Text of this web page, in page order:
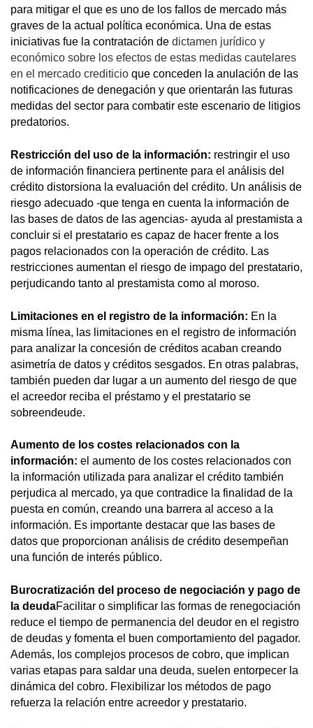
para mitigar el que es uno de los fallos de mercado más
graves de la actual política económica. Una de estas
iniciativas fue la contratación de dictamen jurídico y
económico sobre los efectos de estas medidas cautelares
en el mercado crediticio que conceden la anulación de las
notificaciones de denegación y que orientarán las futuras
medidas del sector para combatir este escenario de litigios
predatorios.
Restricción del uso de la información: restringir el uso
de información financiera pertinente para el análisis del
crédito distorsiona la evaluación del crédito. Un análisis de
riesgo adecuado -que tenga en cuenta la información de
las bases de datos de las agencias- ayuda al prestamista a
concluir si el prestatario es capaz de hacer frente a los
pagos relacionados con la operación de crédito. Las
restricciones aumentan el riesgo de impago del prestatario,
perjudicando tanto al prestamista como al moroso.
Limitaciones en el registro de la información: En la
misma línea, las limitaciones en el registro de información
para analizar la concesión de créditos acaban creando
asimetría de datos y créditos sesgados. En otras palabras,
también pueden dar lugar a un aumento del riesgo de que
el acreedor reciba el préstamo y el prestatario se
sobreendeude.
Aumento de los costes relacionados con la
información: el aumento de los costes relacionados con
la información utilizada para analizar el crédito también
perjudica al mercado, ya que contradice la finalidad de la
puesta en común, creando una barrera al acceso a la
información. Es importante destacar que las bases de
datos que proporcionan análisis de crédito desempeñan
una función de interés público.
Burocratización del proceso de negociación y pago de
la deudaFacilitar o simplificar las formas de renegociación
reduce el tiempo de permanencia del deudor en el registro
de deudas y fomenta el buen comportamiento del pagador.
Además, los complejos procesos de cobro, que implican
varias etapas para saldar una deuda, suelen entorpecer la
dinámica del cobro. Flexibilizar los métodos de pago
refuerza la relación entre acreedor y prestatario.